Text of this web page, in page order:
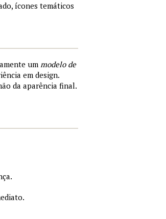
ícones temáticos
um modelo de
em design.
da aparência final.